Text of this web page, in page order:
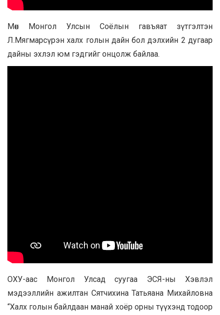
Мөн Монгол Улсын Соёлын гавъяат зүтгэлтэн
Л.Мягмарсүрэн халх голын дайн бол дэлхийн 2 дугаар
дайны эхлэл юм гэдгийг онцолж байлаа.
ОХУ-аас Монгол Улсад суугаа ЭСЯ-ны Хэвлэл
мэдээллийн ажилтан Сятчихина Татьяана Михайловна
“Халх голын байлдаан манай хоёр орны түүхэнд тодоор